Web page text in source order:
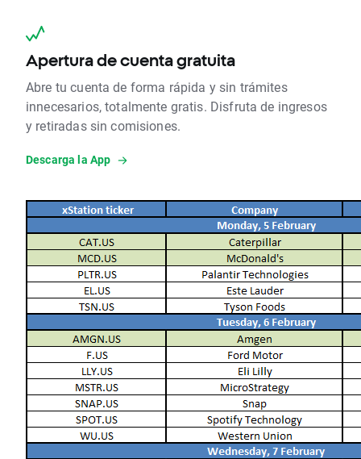
Apertura de cuenta gratuita
Abre tu cuenta de forma rápida y sin trámites
innecesarios, totalmente gratis. Disfruta de ingresos
y retiradas sin comisiones.
Descarga la App